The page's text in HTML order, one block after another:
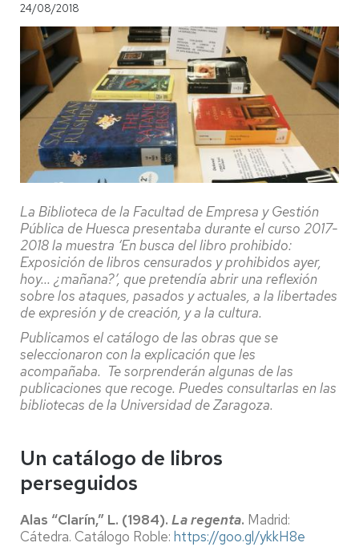
24/08/2018
La Biblioteca de la Facultad de Empresa y Gestión
Pública de Huesca presentaba durante el curso 2017-
2018 la muestra ‘En busca del libro prohibido:
Exposición de libros censurados y prohibidos ayer,
hoy... ¿mañana?’, que pretendía abrir una reflexión
sobre los ataques, pasados y actuales, a la libertades
de expresión y de creación, y a la cultura.
Publicamos el catálogo de las obras que se
seleccionaron con la explicación que les
acompañaba. Te sorprenderán algunas de las
publicaciones que recoge. Puedes consultarlas en las
bibliotecas de la Universidad de Zaragoza.
Un catálogo de libros
perseguidos
Alas “Clarín,” L. (1984). La regenta. Madrid:
Cátedra. Catálogo Roble: https://goo.gl/ykkH8e